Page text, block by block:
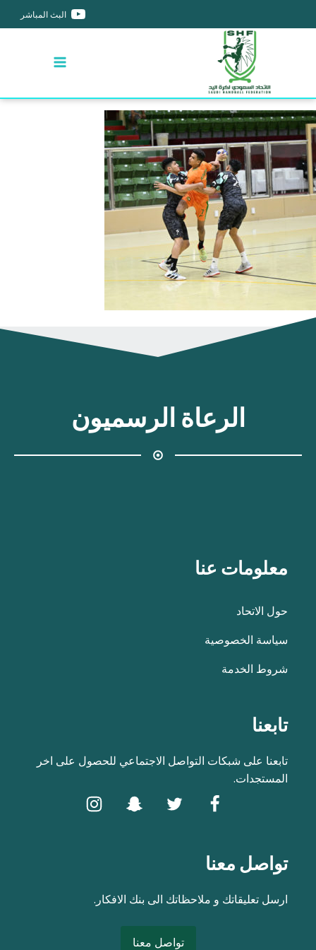
البث المباشر
الرعاة الرسميون
معلومات عنا
حول الاتحاد
سياسة الخصوصية
شروط الخدمة
تابعنا
تابعنا على شبكات التواصل الاجتماعي للحصول على اخر
المستجدات.
تواصل معنا
ارسل تعليقاتك و ملاحظاتك الى بنك الافكار.
تواصل معنا